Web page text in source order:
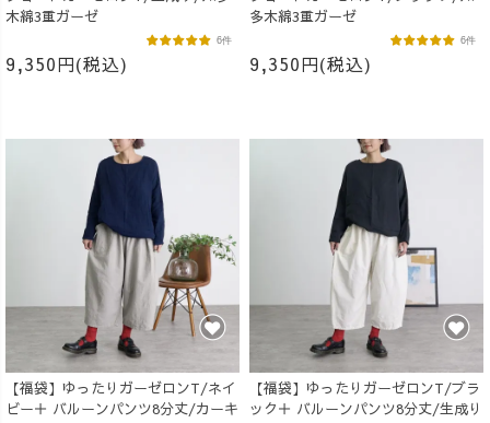
木綿3重ガーゼ
9,350円(税込)
6件
多木綿3重ガーゼ
9,350円(税込)
6件
【福袋】ゆったりガーゼロンT/ネイ
ビー＋ バルーンパンツ8分丈/カーキ
【福袋】ゆったりガーゼロンT/ブラ
ック＋ バルーンパンツ8分丈/生成り